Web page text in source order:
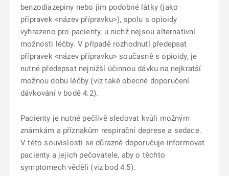
benzodiazepiny nebo jim podobné látky (jako
přípravek <název přípravku>), spolu s opioidy
vyhrazeno pro pacienty, u nichž nejsou alternativní
možnosti léčby. V případě rozhodnutí předepsat
přípravek <název přípravku> současně s opioidy, je
nutné předepsat nejnižší účinnou dávku na nejkratší
možnou dobu léčby (viz také obecné doporučení
dávkování v bodě 4.2).
Pacienty je nutné pečlivě sledovat kvůli možným
známkám a příznakům respirační deprese a sedace.
V této souvislosti se důrazně doporučuje informovat
pacienty a jejich pečovatele, aby o těchto
symptomech věděli (viz bod 4.5).